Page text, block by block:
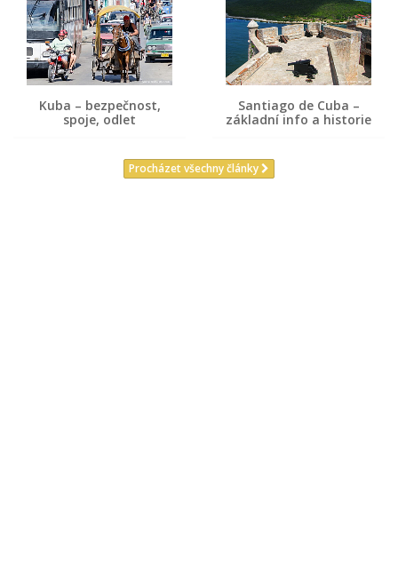
Kuba – bezpečnost,
spoje, odlet
Santiago de Cuba –
základní info a historie
Procházet všechny články